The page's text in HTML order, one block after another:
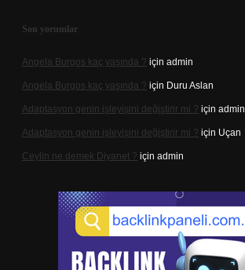
Son yorumlar
Angela Burgos kaç yaşında ? için admin
Angela Burgos kaç yaşında ? için Duru Aslan
Adaptasyon genin işleyişini değiştirir mi ? için admin
Adaptasyon genin işleyişini değiştirir mi ? için Uçan
Ceylin ne demek Diyanet ? için admin